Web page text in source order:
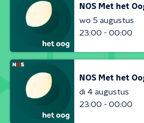
NOS Met het
wo 5 augustus
23:00 - 00:00
NOS Met het
di 4 augustus
23:00 - 00:00